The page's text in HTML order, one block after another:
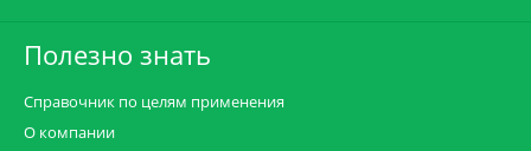
Полезно знать
Справочник по целям применения
О компании